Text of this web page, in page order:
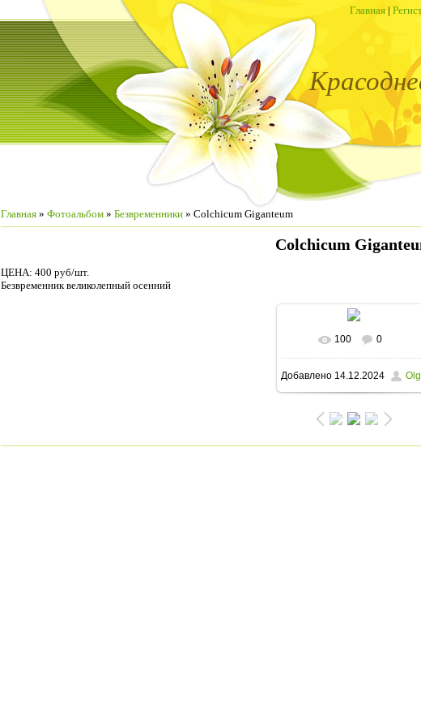
Главная |
Главная » Фотоальбом » Безвременники » Colchicum Giganteum
Colchicum
ЦЕНА: 400 руб/шт.
Безвременник великолепный осенний
В реальном размере
768x1024/ 213.0Kb
100 0
Добавлено 14.12.2024